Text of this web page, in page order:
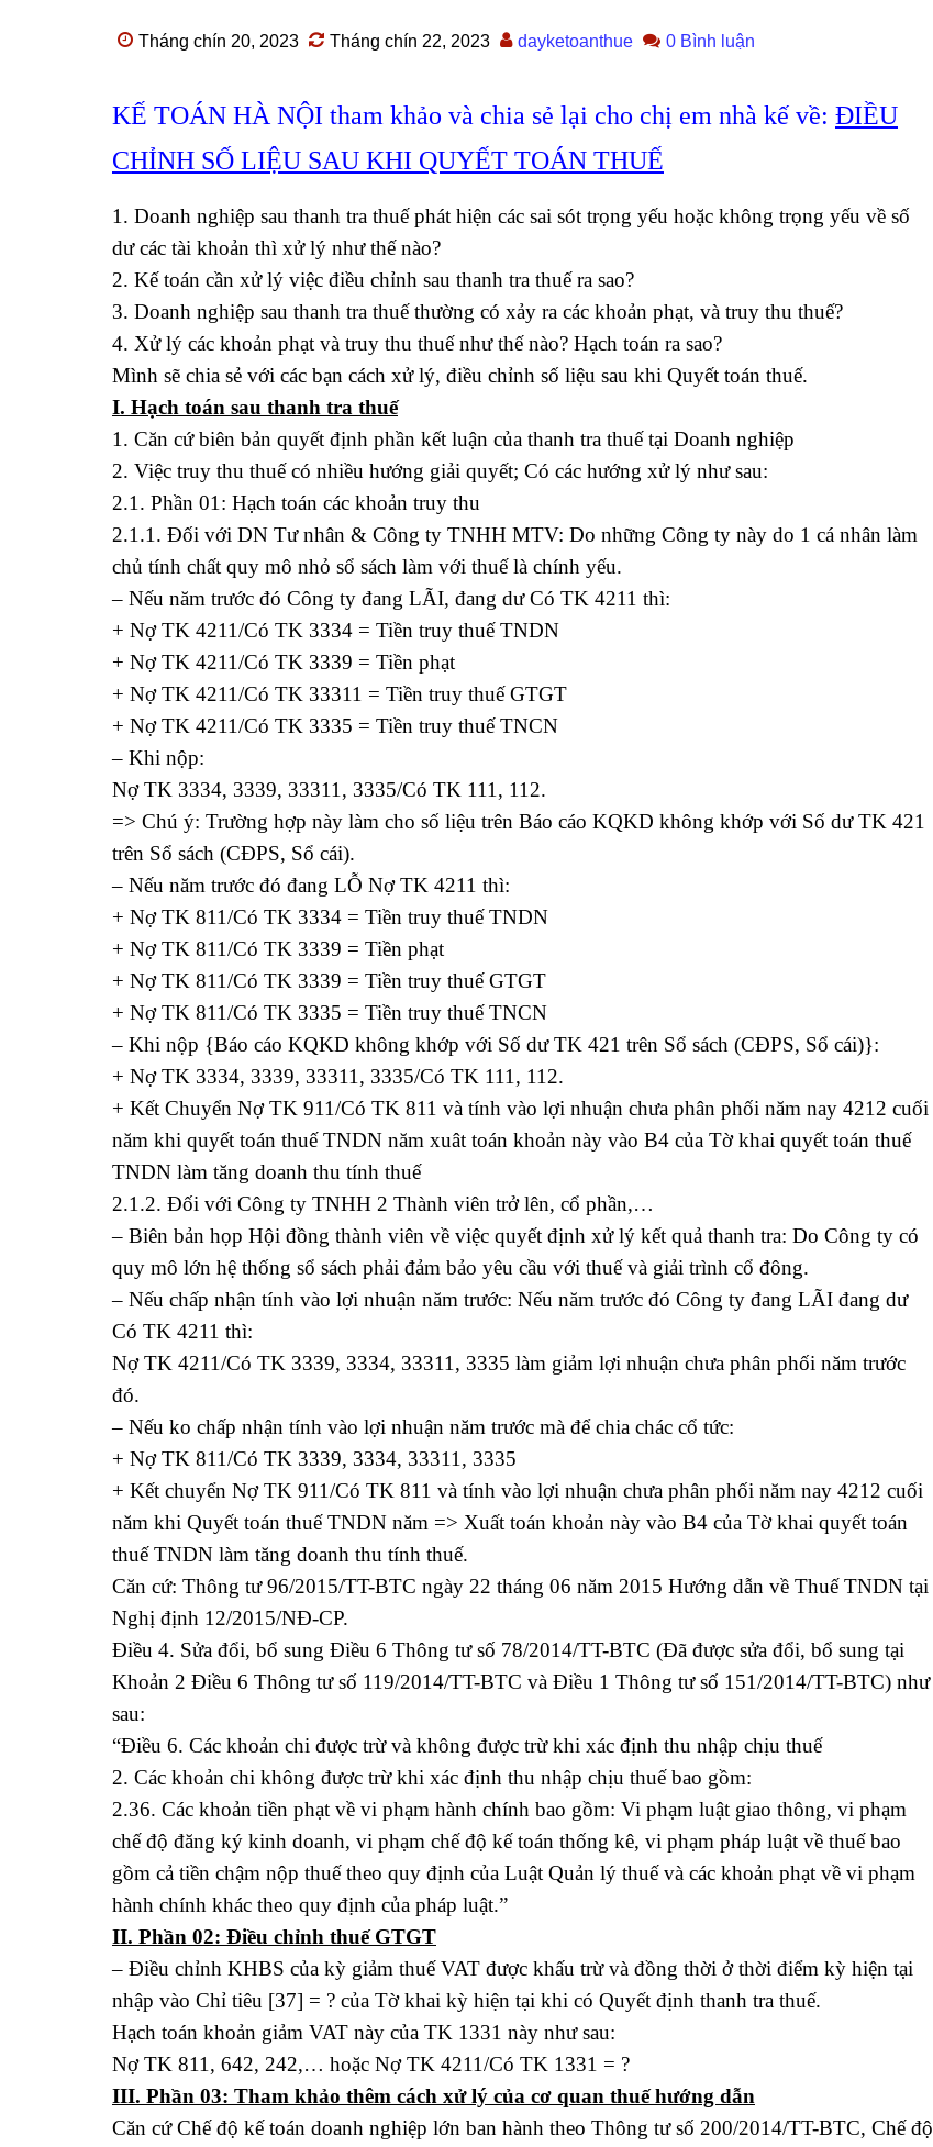
Tháng chín 20, 2023 Tháng chín 22, 2023 dayketoanthue 0 Bình luận
KẾ TOÁN HÀ NỘI tham khảo và chia sẻ lại cho chị em nhà kế về: ĐIỀU
CHỈNH SỐ LIỆU SAU KHI QUYẾT TOÁN THUẾ
1. Doanh nghiệp sau thanh tra thuế phát hiện các sai sót trọng yếu hoặc không trọng yếu về số
dư các tài khoản thì xử lý như thế nào?
2. Kế toán cần xử lý việc điều chỉnh sau thanh tra thuế ra sao?
3. Doanh nghiệp sau thanh tra thuế thường có xảy ra các khoản phạt, và truy thu thuế?
4. Xử lý các khoản phạt và truy thu thuế như thế nào? Hạch toán ra sao?
Mình sẽ chia sẻ với các bạn cách xử lý, điều chỉnh số liệu sau khi Quyết toán thuế.
I. Hạch toán sau thanh tra thuế
1. Căn cứ biên bản quyết định phần kết luận của thanh tra thuế tại Doanh nghiệp
2. Việc truy thu thuế có nhiều hướng giải quyết; Có các hướng xử lý như sau:
2.1. Phần 01: Hạch toán các khoản truy thu
2.1.1. Đối với DN Tư nhân & Công ty TNHH MTV: Do những Công ty này do 1 cá nhân làm
chủ tính chất quy mô nhỏ sổ sách làm với thuế là chính yếu.
– Nếu năm trước đó Công ty đang LÃI, đang dư Có TK 4211 thì:
+ Nợ TK 4211/Có TK 3334 = Tiền truy thuế TNDN
+ Nợ TK 4211/Có TK 3339 = Tiền phạt
+ Nợ TK 4211/Có TK 33311 = Tiền truy thuế GTGT
+ Nợ TK 4211/Có TK 3335 = Tiền truy thuế TNCN
– Khi nộp:
Nợ TK 3334, 3339, 33311, 3335/Có TK 111, 112.
=> Chú ý: Trường hợp này làm cho số liệu trên Báo cáo KQKD không khớp với Số dư TK 421
trên Sổ sách (CĐPS, Sổ cái).
– Nếu năm trước đó đang LỖ Nợ TK 4211 thì:
+ Nợ TK 811/Có TK 3334 = Tiền truy thuế TNDN
+ Nợ TK 811/Có TK 3339 = Tiền phạt
+ Nợ TK 811/Có TK 3339 = Tiền truy thuế GTGT
+ Nợ TK 811/Có TK 3335 = Tiền truy thuế TNCN
– Khi nộp {Báo cáo KQKD không khớp với Số dư TK 421 trên Sổ sách (CĐPS, Sổ cái)}:
+ Nợ TK 3334, 3339, 33311, 3335/Có TK 111, 112.
+ Kết Chuyển Nợ TK 911/Có TK 811 và tính vào lợi nhuận chưa phân phối năm nay 4212 cuối
năm khi quyết toán thuế TNDN năm xuât toán khoản này vào B4 của Tờ khai quyết toán thuế
TNDN làm tăng doanh thu tính thuế
2.1.2. Đối với Công ty TNHH 2 Thành viên trở lên, cổ phần,…
– Biên bản họp Hội đồng thành viên về việc quyết định xử lý kết quả thanh tra: Do Công ty có
quy mô lớn hệ thống sổ sách phải đảm bảo yêu cầu với thuế và giải trình cổ đông.
– Nếu chấp nhận tính vào lợi nhuận năm trước: Nếu năm trước đó Công ty đang LÃI đang dư
Có TK 4211 thì:
Nợ TK 4211/Có TK 3339, 3334, 33311, 3335 làm giảm lợi nhuận chưa phân phối năm trước
đó.
– Nếu ko chấp nhận tính vào lợi nhuận năm trước mà để chia chác cổ tức:
+ Nợ TK 811/Có TK 3339, 3334, 33311, 3335
+ Kết chuyển Nợ TK 911/Có TK 811 và tính vào lợi nhuận chưa phân phối năm nay 4212 cuối
năm khi Quyết toán thuế TNDN năm => Xuất toán khoản này vào B4 của Tờ khai quyết toán
thuế TNDN làm tăng doanh thu tính thuế.
Căn cứ: Thông tư 96/2015/TT-BTC ngày 22 tháng 06 năm 2015 Hướng dẫn về Thuế TNDN tại
Nghị định 12/2015/NĐ-CP.
Điều 4. Sửa đổi, bổ sung Điều 6 Thông tư số 78/2014/TT-BTC (Đã được sửa đổi, bổ sung tại
Khoản 2 Điều 6 Thông tư số 119/2014/TT-BTC và Điều 1 Thông tư số 151/2014/TT-BTC) như
sau:
“Điều 6. Các khoản chi được trừ và không được trừ khi xác định thu nhập chịu thuế
2. Các khoản chi không được trừ khi xác định thu nhập chịu thuế bao gồm:
2.36. Các khoản tiền phạt về vi phạm hành chính bao gồm: Vi phạm luật giao thông, vi phạm
chế độ đăng ký kinh doanh, vi phạm chế độ kế toán thống kê, vi phạm pháp luật về thuế bao
gồm cả tiền chậm nộp thuế theo quy định của Luật Quản lý thuế và các khoản phạt về vi phạm
hành chính khác theo quy định của pháp luật.”
II. Phần 02: Điều chỉnh thuế GTGT
– Điều chỉnh KHBS của kỳ giảm thuế VAT được khấu trừ và đồng thời ở thời điểm kỳ hiện tại
nhập vào Chỉ tiêu [37] = ? của Tờ khai kỳ hiện tại khi có Quyết định thanh tra thuế.
Hạch toán khoản giảm VAT này của TK 1331 này như sau:
Nợ TK 811, 642, 242,… hoặc Nợ TK 4211/Có TK 1331 = ?
III. Phần 03: Tham khảo thêm cách xử lý của cơ quan thuế hướng dẫn
Căn cứ Chế độ kế toán doanh nghiệp lớn ban hành theo Thông tư số 200/2014/TT-BTC, Chế độ